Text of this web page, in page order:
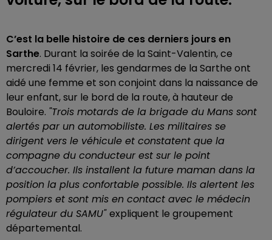
C’est la belle histoire de ces derniers jours en
Sarthe. Durant la soirée de la Saint-Valentin, ce
mercredi 14 février, les gendarmes de la Sarthe ont
aidé une femme et son conjoint dans la naissance de
leur enfant, sur le bord de la route, à hauteur de
Bouloire. "Trois motards de la brigade du Mans sont
alertés par un automobiliste. Les militaires se
dirigent vers le véhicule et constatent que la
compagne du conducteur est sur le point
d’accoucher. Ils installent la future maman dans la
position la plus confortable possible. Ils alertent les
pompiers et sont mis en contact avec le médecin
régulateur du SAMU"expliquent le groupement
départemental.